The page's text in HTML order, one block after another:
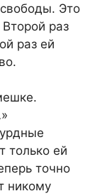
Это
раз
раз ей
только ей
точно
никому